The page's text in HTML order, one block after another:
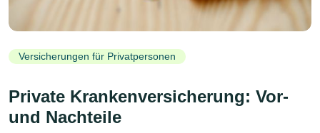
Versicherungen für Privatpersonen
Private Krankenversicherung: Vor-
und Nachteile